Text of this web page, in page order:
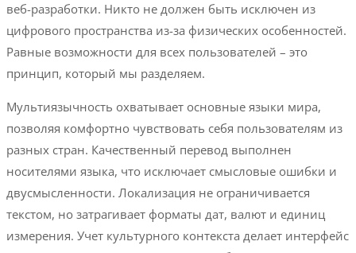
веб-разработки. Никто не должен быть исключен из
цифрового пространства из-за физических особенностей.
Равные возможности для всех пользователей – это
принцип, который мы разделяем.
Мультиязычность охватывает основные языки мира,
позволяя комфортно чувствовать себя пользователям из
разных стран. Качественный перевод выполнен
носителями языка, что исключает смысловые ошибки и
двусмысленности. Локализация не ограничивается
текстом, но затрагивает форматы дат, валют и единиц
измерения. Учет культурного контекста делает интерфейс